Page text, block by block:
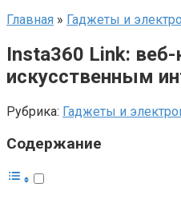
Главная » Гаджеты и
Insta360 Link:
искусственным
Рубрика: Гаджеты и
Содержание